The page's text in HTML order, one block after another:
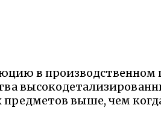
в
предметов выше, чем